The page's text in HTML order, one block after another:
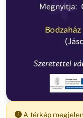
A térkép